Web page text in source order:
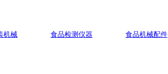
机械 食品检测仪器 食品机械配件